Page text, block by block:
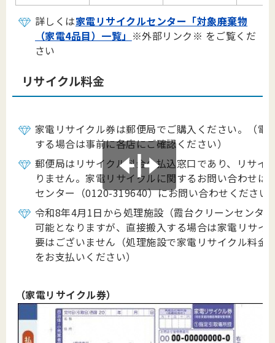
詳しくは家電リサイクルセンター「対象廃棄物
（家電4品目）一覧」 ※外部リンク※ をご覧くだ
さい
リサイクル料金
家電リサイクル券は郵便局でご購入ください。（電
する場合は事前に各店にご確認ください）
郵便局はリサイクル料金の払込窓口であり、リサイ
りません。家電リサイクルに関するお問い合わせは
センター（0120-319640）にお問い合わせください
令和8年4月1日から処理施設（霞台クリーンセンタ
可能となりますが、直接搬入する場合は家電リサイ
要はございません（処理施設で家電リサイクル料金
をお支払いください）
（家電リサイクル券）